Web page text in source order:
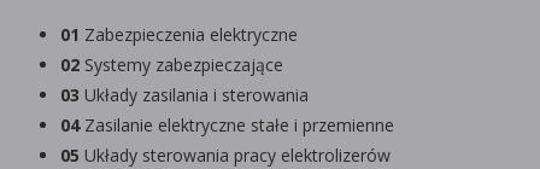
01 Zabezpieczenia elektryczne
02 Systemy zabezpieczające
03 Układy zasilania i sterowania
04 Zasilanie elektryczne stałe i przemienne
05 Układy sterowania pracy elektrolizerów